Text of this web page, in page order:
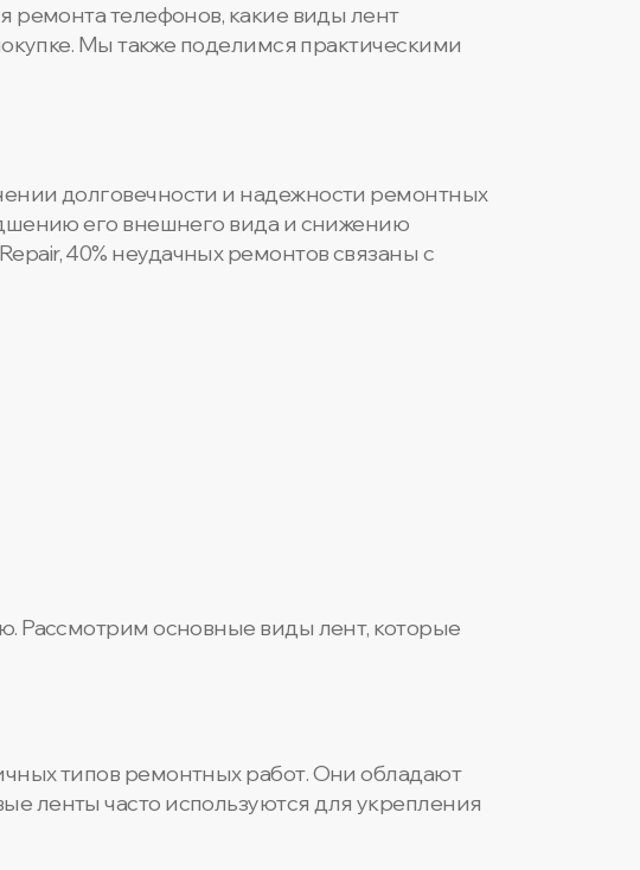
ремонта телефонов, какие виды лент
Мы также поделимся практическими
долговечности и надежности ремонтных
его внешнего вида и снижению
40% неудачных ремонтов связаны с
Рассмотрим основные виды лент, которые
типов ремонтных работ. Они обладают
ленты часто используются для укрепления